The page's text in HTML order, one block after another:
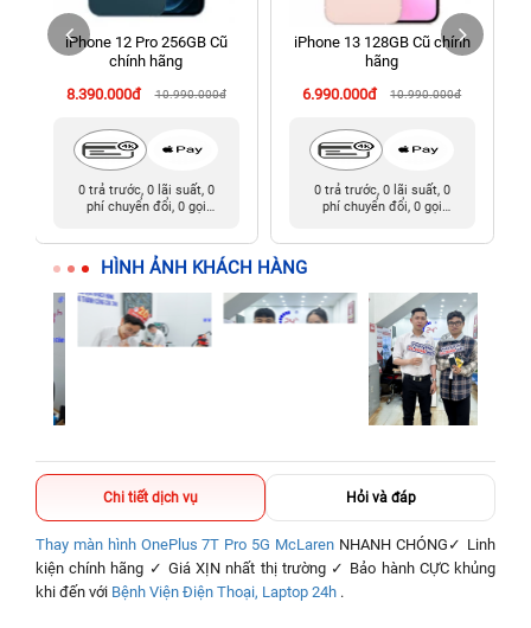
Tàu cũ)
198 Hoàng Văn Thụ, Tân Sơn Nhất, Hồ Chí Minh (Tân Bình
iPhone 12 Pro 256GB Cũ
chính hãng
8.390.000đ
10.990.000đ
0 trả trước, 0 lãi suất, 0
phí chuyển đổi, 0 gọi
iPhone 13 128GB Cũ chính
hãng
6.990.000đ
10.990.000đ
0 trả trước, 0 lãi suất, 0
phí chuyển đổi, 0 gọi
HÌNH ẢNH KHÁCH HÀNG
Chi tiết dịch vụ Hỏi và đáp
Thay màn hình OnePlus 7T Pro 5G McLarenNHANH CHÓNG✓ Linh
kiện chính hãng ✓ Giá XỊN nhất thị trường ✓ Bảo hành CỰC khủng
khi đến với Bệnh Viện Điện Thoại, Laptop 24h .